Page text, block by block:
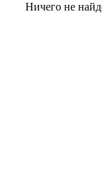
Ничего не